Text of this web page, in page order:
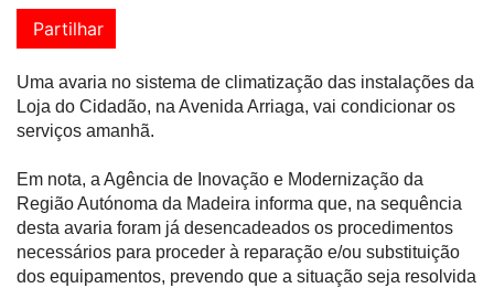
Partilhar
Uma avaria no sistema de climatização das instalações da
Loja do Cidadão, na Avenida Arriaga, vai condicionar os
serviços amanhã.
Em nota, a Agência de Inovação e Modernização da
Região Autónoma da Madeira informa que, na sequência
desta avaria foram já desencadeados os procedimentos
necessários para proceder à reparação e/ou substituição
dos equipamentos, prevendo que a situação seja resolvida